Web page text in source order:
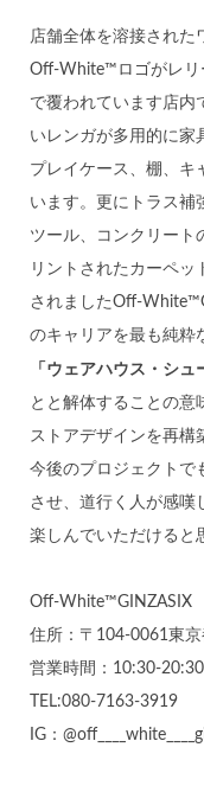
店舗全体を溶接された
Off-White™ロゴがレリ
で覆われています店内
いレンガが多用的に家
プレイケース、棚、キ
います。更にトラス補
ツール、コンクリート
リントされたカーペッ
されましたOff-
のキャリアを最も純粋
「ウェアハウス・シ
とと解体することの
ストアデザインを再構
今後のプロジェクトで
させ、道行く人が感嘆
楽しんでいただけると
Off-White™GINZASIX
住所：〒104-0061東
営業時間：10:30-20:30
TEL:080-7163-3919
IG：